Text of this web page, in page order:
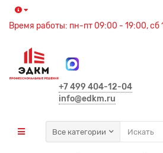
Время работы: пн-пт 09:00 - 19:00, сб
+7 499 404-12-04
info@edkm.ru
Все категории